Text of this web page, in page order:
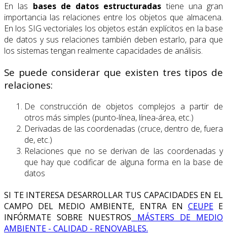
En las bases de datos estructuradas tiene una gran
importancia las relaciones entre los objetos que almacena.
En los SIG vectoriales los objetos están explícitos en la base
de datos y sus relaciones también deben estarlo, para que
los sistemas tengan realmente capacidades de análisis.
Se puede considerar que existen tres tipos de
relaciones:
De construcción de objetos complejos a partir de
otros más simples (punto-línea, línea-área, etc.)
Derivadas de las coordenadas (cruce, dentro de, fuera
de, etc.)
Relaciones que no se derivan de las coordenadas y
que hay que codificar de alguna forma en la base de
datos
SI TE INTERESA DESARROLLAR TUS CAPACIDADES EN EL
CAMPO DEL MEDIO AMBIENTE, ENTRA EN CEUPEE
INFÓRMATE SOBRE NUESTROS MÁSTERS DE MEDIO
AMBIENTE - CALIDAD - RENOVABLES.